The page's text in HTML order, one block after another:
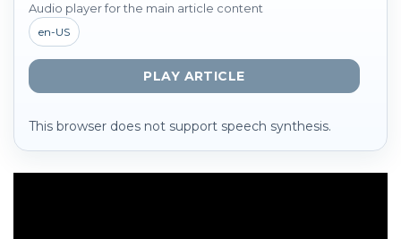
Audio player for the main article content
en-US
PLAY ARTICLE
This browser does not support speech synthesis.